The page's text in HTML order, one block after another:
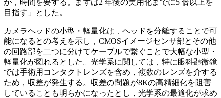
が，時間を要する。まずは2 年後の実用化までに5 倍以上を
目指す」とした。
カメラヘッドの小型・軽量化は，ヘッドを分離することで可
能になるとの考えを示し，CMOSイメージセンサ部とその他
の回路部を二つに分けてケーブルで繋ぐことで大幅な小型・
軽量化が図れるとした。光学系に関しては，特に眼科顕微鏡
では手術用コンタクトレンズを含め，複数のレンズを介する
ため，収差が発生する。収差の問題が8Kの高精細化を阻害
していることも明らかになったとし，光学系の最適化が求め